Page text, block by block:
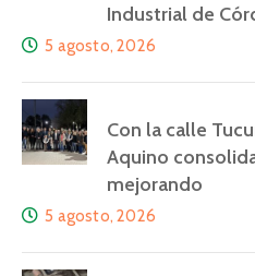
Industrial de
5 agosto, 2026
Con la calle
Aquino
mejorando
5 agosto, 2026